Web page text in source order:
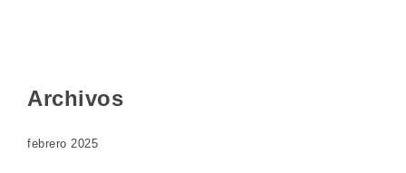
Archivos
febrero 2025